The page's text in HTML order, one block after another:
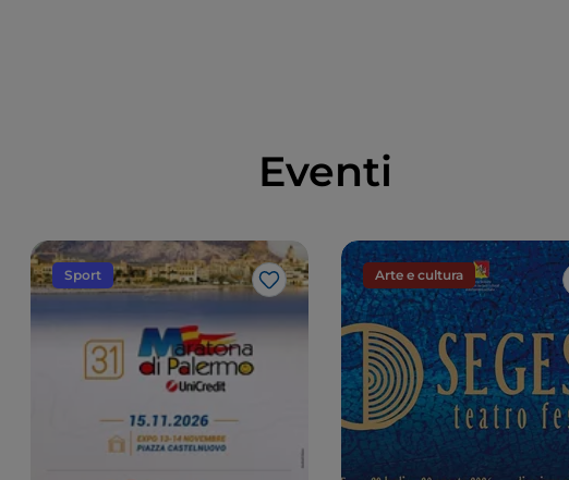
Eventi
Sport
Like
Arte e cultura